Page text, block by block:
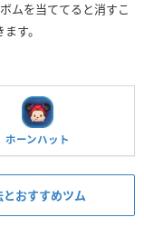
ムを当ててると消すこ
す。
ホーンハット
おすすめツム